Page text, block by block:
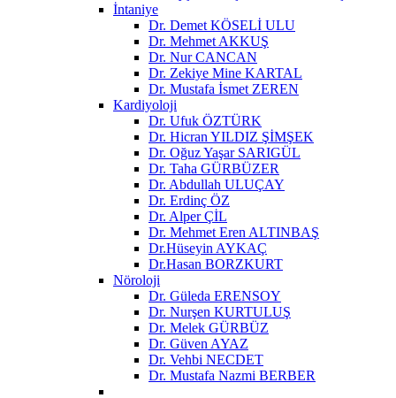
İntaniye
Dr. Demet KÖSELİ ULU
Dr. Mehmet AKKUŞ
Dr. Nur CANCAN
Dr. Zekiye Mine KARTAL
Dr. Mustafa İsmet ZEREN
Kardiyoloji
Dr. Ufuk ÖZTÜRK
Dr. Hicran YILDIZ ŞİMŞEK
Dr. Oğuz Yaşar SARIGÜL
Dr. Taha GÜRBÜZER
Dr. Abdullah ULUÇAY
Dr. Erdinç ÖZ
Dr. Alper ÇİL
Dr. Mehmet Eren ALTINBAŞ
Dr.Hüseyin AYKAÇ
Dr.Hasan BORZKURT
Nöroloji
Dr. Güleda ERENSOY
Dr. Nurşen KURTULUŞ
Dr. Melek GÜRBÜZ
Dr. Güven AYAZ
Dr. Vehbi NECDET
Dr. Mustafa Nazmi BERBER